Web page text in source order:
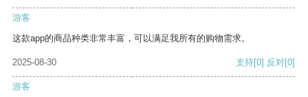
游客
这款app的商品种类非常丰富，可以满足我所有的购物需求。
2025-08-30 支持[0] 反对[0]
游客